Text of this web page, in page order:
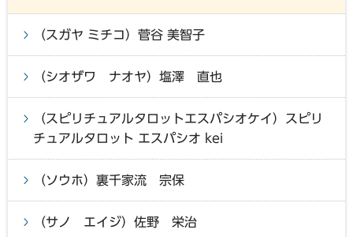
（スガヤ ミチコ）菅谷 美智子
（シオザワ ナオヤ）塩澤 直也
（スピリチュアルタロットエスパシオケイ）スピリ
チュアルタロット エスパシオ kei
（ソウホ）裏千家流 宗保
（サノ エイジ）佐野 栄治